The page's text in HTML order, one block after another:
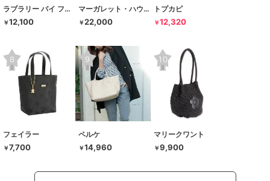
ラブラリー バイ フェイラー
￥12,100
マーガレット・ハウエル アイデア
￥22,000
トプカピ
￥12,320
フェイラー
￥7,700
ペルケ
￥14,960
マリークワント
￥9,900